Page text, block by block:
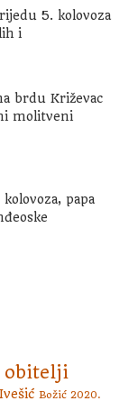
5. kolovoza
i
brdu Križevac
molitveni
papa
obitelji
Božić 2020.